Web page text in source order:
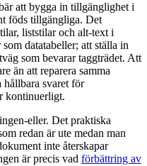
att bygga in tillgänglighet i
föds tillgängliga. Det
liststilar och alt-text i
datatabeller; att ställa in
som bevarar taggträdet. Att
än att reparera samma
hållbara svaret för
kontinuerligt.
eller. Det praktiska
redan är ute medan man
inte återskapar
är precis vad förbättring av